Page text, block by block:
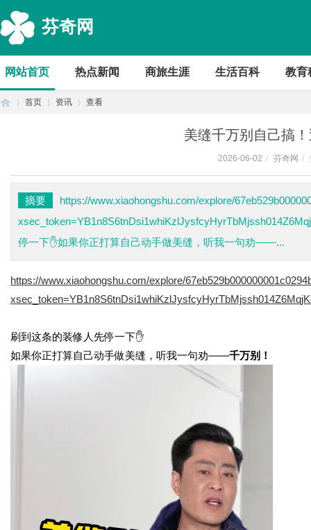
芬奇网
网站首页 热点新闻 商旅生涯 生活百科 教育
首页 资讯 查看
美缝千万别自己搞
2026-06-02 / 芬奇网 /
摘要
https://www.xiaohongshu.com/explore/
停一下✋如果你正打算自己动手做美缝，听我一句劝——...
https://www.xiaohongshu.com/explore/
刷到这条的装修人先停一下✋
如果你正打算自己动手做美缝，听我一句劝——千万别！